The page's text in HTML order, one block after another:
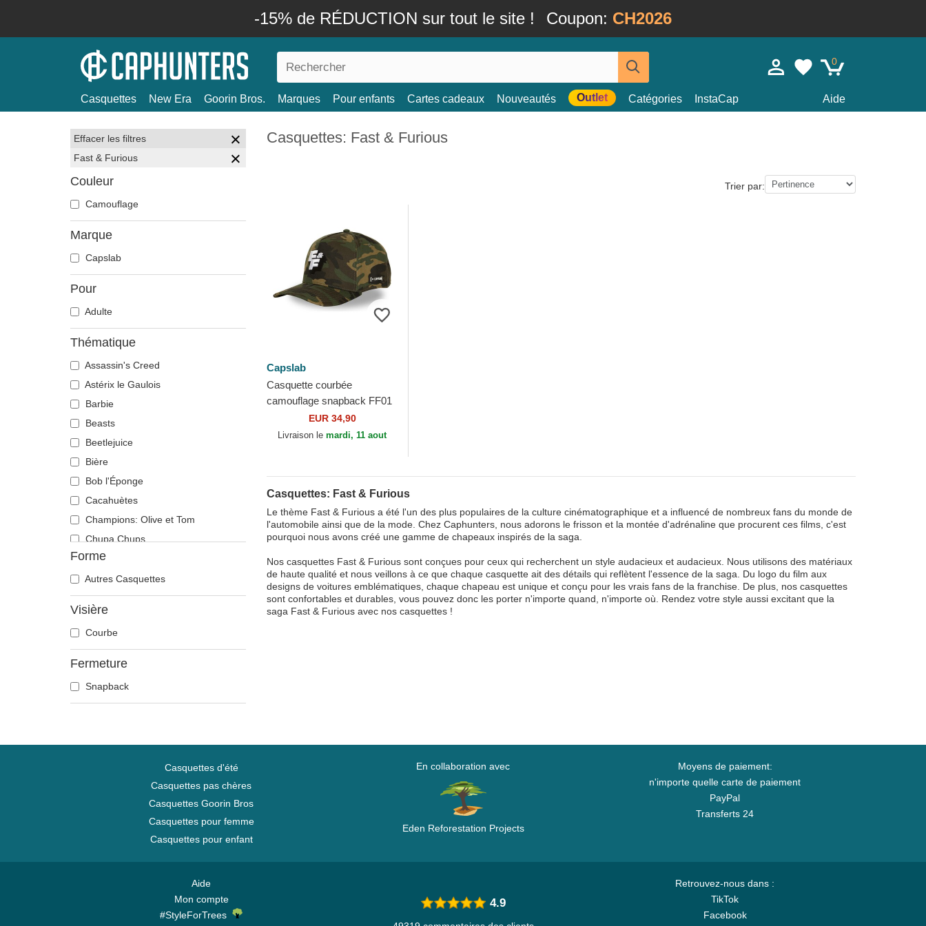
-15% de RÉDUCTION sur tout le site ! Coupon: CH2026
0
Casquettes New Era Goorin Bros. Marques Pour enfants Cartes cadeaux Nouveautés Outlet Catégories InstaCap Aide
Effacer les filtres
Fast & Furious
Couleur
Camouflage
Marque
Capslab
Pour
Adulte
Thématique
Assassin's Creed
Astérix le Gaulois
Barbie
Beasts
Beetlejuice
Bière
Bob l'Éponge
Cacahuètes
Champions: Olive et Tom
Chupa Chups
Cocktails
DC Comics
Disney
Dragon Ball
États et Pays
Harry Potter
Le Seigneur des Anneaux
Les Schtroumpfs
Moi, moche et méchant
Forme
Autres Casquettes
Visière
Courbe
Fermeture
Snapback
Casquettes: Fast & Furious
Trier par:
Capslab
Casquette courbée
camouflage snapback FF01
LOG Fast & Furious Capslab
EUR 34,90
Livraison lemardi, 11 aout
Casquettes: Fast & Furious
Le thème Fast & Furious a été l'un des plus populaires de la culture cinématographique et a influencé de nombreux fans du monde de
l'automobile ainsi que de la mode. Chez Caphunters, nous adorons le frisson et la montée d'adrénaline que procurent ces films, c'est
pourquoi nous avons créé une gamme de chapeaux inspirés de la saga.
Nos casquettes Fast & Furious sont conçues pour ceux qui recherchent un style audacieux et audacieux. Nous utilisons des matériaux
de haute qualité et nous veillons à ce que chaque casquette ait des détails qui reflètent l'essence de la saga. Du logo du film aux
designs de voitures emblématiques, chaque chapeau est unique et conçu pour les vrais fans de la franchise. De plus, nos casquettes
sont confortables et durables, vous pouvez donc les porter n'importe quand, n'importe où. Rendez votre style aussi excitant que la
saga Fast & Furious avec nos casquettes !
Casquettes d'été
Casquettes pas chères
Casquettes Goorin Bros
Casquettes pour femme
Casquettes pour enfant
En collaboration avec
Eden Reforestation Projects
Moyens de paiement:
n'importe quelle carte de paiement
PayPal
Transferts 24
Aide
Mon compte
#StyleForTrees
Retrouvez-nous dans :
TikTok
Facebook
4.9